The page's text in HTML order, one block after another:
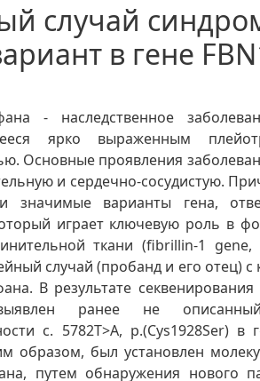
случай
в гене
- наследственное
ярко выраженным
Основные проявления
и сердечно-сосудистую.
значимые варианты гена,
играет ключевую роль в
ткани (fibrillin-1
случай (пробанд и его отец)
В результате
ранее не описанный
с. 5782Т>А, р.(Cys1928Ser) в
образом, был установлен
путем обнаружения нового